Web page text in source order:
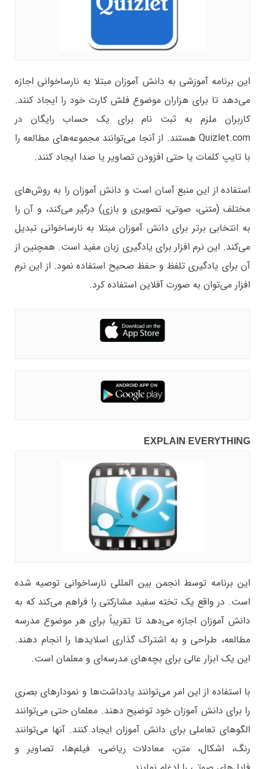
این برنامه آموزشی به دانش آموزان مبتلا به نارساخوانی اجازه
می‌دهد تا برای هزاران موضوع فلش کارت خود را ایجاد کنند.
کاربران ملزم به ثبت نام برای یک حساب رایگان در
Quizlet.com هستند. از آنجا می‌توانند مجموعه‌های مطالعه را
با تایپ کلمات یا حتی افزودن تصاویر یا صدا ایجاد کنند.
استفاده از این منبع آسان است و دانش آموزان را به روش‌های
مختلف (متنی، صوتی، تصویری و بازی) درگیر می‌کند، و آن را
به انتخابی برتر برای دانش آموزان مبتلا به نارساخوانی تبدیل
می‌کند. این نرم افزار برای یادگیری زبان مفید است. همچنین از
آن برای یادگیری تلفظ و حفظ صحیح استفاده نمود. از این نرم
افزار می‌توان به صورت آفلاین استفاده کرد.
EXPLAIN EVERYTHING
این برنامه توسط انجمن بین المللی نارساخوانی توصیه شده
است. در واقع یک تخته سفید مشارکتی را فراهم می‌کند که به
دانش آموزان اجازه می‌دهد تا تقریباً برای هر موضوع مدرسه
مطالعه، طراحی و به اشتراک گذاری اسلایدها را انجام دهند.
این یک ابزار عالی برای بچه‌های مدرسه‌ای و معلمان است.
با استفاده از این امر می‌توانند یادداشت‌ها و نمودارهای بصری
را برای دانش آموزان خود توضیح دهند. معلمان حتی می‌توانند
الگوهای تعاملی برای دانش آموزان ایجاد کنند. آنها می‌توانند
رنگ، اشکال، متن، معادلات ریاضی، فیلم‌ها، تصاویر و